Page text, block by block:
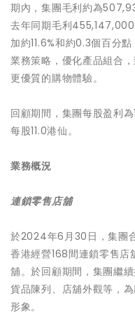
期內，集團毛利約為
去年同期毛利
加約11.6%和約0.3個百分
業務策略，優化產品組合
更優質的購物體驗。
回顧期間，集團每股盈利
每股11.0港仙。
業務概況
連鎖零售店舖
於2024年6月30日，集團
香港經營168間連鎖零售
舖。於回顧期間，集團繼
貨品陳列、店舖外觀等，
形象。